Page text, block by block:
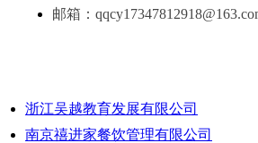
邮箱：
浙江吴越教育发展有限公司
南京禧进家餐饮管理有限公司